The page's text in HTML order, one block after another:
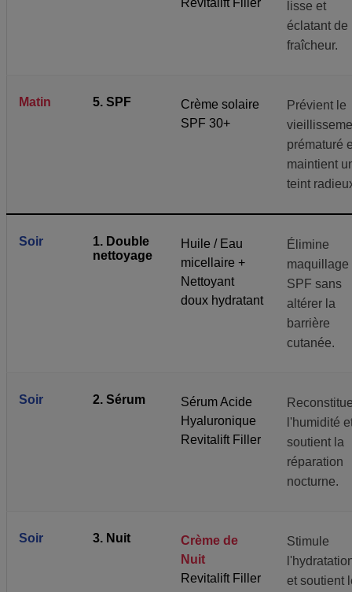
lisse et
éclatant de
fraîcheur.
Matin 5. SPF
Crème solaire
SPF 30+
Prévient le
prématuré
maintient
teint
Soir
1. Double
nettoyage
Huile / Eau
micellaire +
Nettoyant
doux hydratant
Élimine
maquillage
SPF sans
altérer la
barrière
cutanée.
Soir 2. Sérum
Sérum Acide
Hyaluronique
Revitalift Filler
l'humidité
soutient la
réparation
nocturne.
Soir 3. Nuit
Crème de
Nuit
Revitalift Filler
Stimule
et soutient